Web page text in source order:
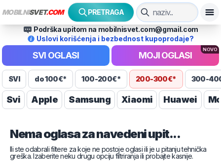
MOBILNISVET.COM PRETRAGA
Podrška upitom na mobilnisvet.com@gmail.com
Uslovi korišćenja i bezbednost kupoprodaje?
SVI OGLASI
NOVO
MOJI OGLASI
SVI do 100€* 100-200€* 200-300€* 300-
Svi Apple Samsung Xiaomi Huawei
Nema oglasa za navedeni upit...
Ili ste odabrali filtere za koje ne postoje oglasi ili je u pitanju tehnička
greška. Izaberite neku drugu opciju filtriranja ili probajte kasnije.